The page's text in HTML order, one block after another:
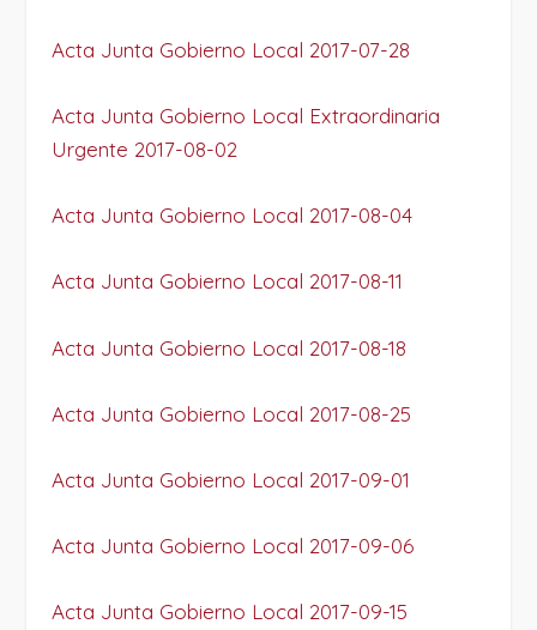
Acta Junta Gobierno Local 2017-07-28
Acta Junta Gobierno Local Extraordinaria
Urgente 2017-08-02
Acta Junta Gobierno Local 2017-08-04
Acta Junta Gobierno Local 2017-08-11
Acta Junta Gobierno Local 2017-08-18
Acta Junta Gobierno Local 2017-08-25
Acta Junta Gobierno Local 2017-09-01
Acta Junta Gobierno Local 2017-09-06
Acta Junta Gobierno Local 2017-09-15